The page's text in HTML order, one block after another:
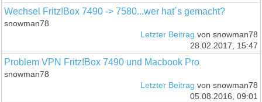
Wechsel Fritz!Box 7490 -> 7580...wer hat´s gemacht?
snowman78
Letzter Beitrag von snowman78
28.02.2017, 15:47
Problem VPN Fritz!Box 7490 und Macbook Pro
snowman78
Letzter Beitrag von snowman78
05.08.2016, 09:01